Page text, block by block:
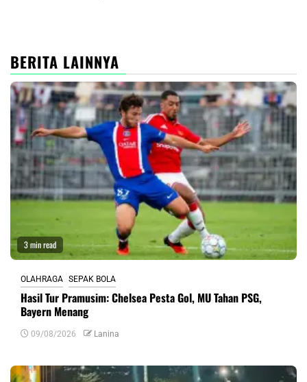
BERITA LAINNYA
3 min read
OLAHRAGA SEPAK BOLA
Hasil Tur Pramusim: Chelsea Pesta Gol, MU Tahan PSG,
Bayern Menang
09/08/2026 Lanina